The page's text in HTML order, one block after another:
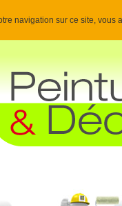
navigation sur ce site,